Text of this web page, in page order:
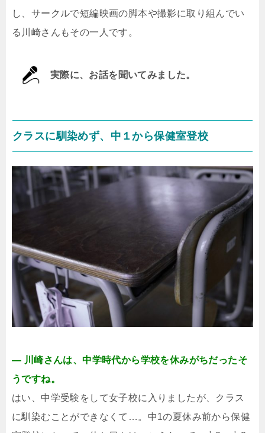
し、サークルで短編映画の脚本や撮影に取り組んでい
る川崎さんもその一人です。
実際に、お話を聞いてみました。
クラスに馴染めず、中１から保健室登校
― 川崎さんは、中学時代から学校を休みがちだったそ
うですね。
はい、中学受験をして女子校に入りましたが、クラス
に馴染むことができなくて…。中1の夏休み前から保健